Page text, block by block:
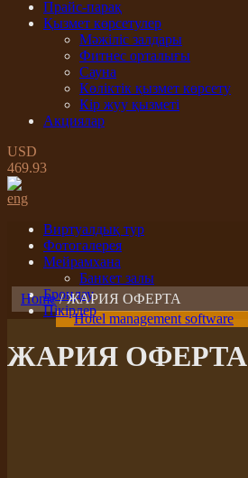
Прайс-парақ
Қызмет көрсетулер
Мәжіліс залдары
Фитнес орталығы
Сауна
Көліктік қызмет көрсету
Кір жуу қызметі
Акциялар
USD
469.93
eng
Виртуалдық тур
Фотогалерея
Мейрамхана
Банкет залы
Брондау
Пікірлер
Hotel management software
Home/ ЖАРИЯ ОФЕРТА
ЖАРИЯ ОФЕРТА